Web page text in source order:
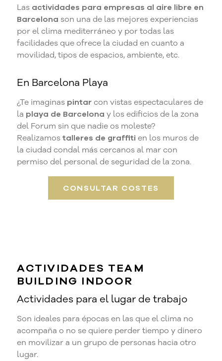
Las actividades para empresas al aire libre en
Barcelona son una de las mejores experiencias
por el clima mediterráneo y por todas las
facilidades que ofrece la ciudad en cuanto a
movilidad, tipos de espacios, ambiente, etc.
En Barcelona Playa
¿Te imaginas pintarcon vistas espectaculares de
la playa de Barcelona y los edificios de la zona
del Forum sin que nadie os moleste?
Realizamostalleres de graffiti en los muros de
la ciudad condal más cercanos al mar con
permiso del personal de seguridad de la zona.
CONSULTAR COSTES
ACTIVIDADES TEAM
BUILDING INDOOR
Actividades para el lugar de trabajo
Son ideales para épocas en las que el clima no
acompaña o no se quiere perder tiempo y dinero
en movilizar a un grupo de personas hacia otro
lugar.